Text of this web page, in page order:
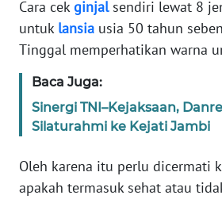
Cara cekginjalsendiri lewat 8
untuk lansia usia 50 tahun
Tinggal memperhatikan warna
Baca Juga:
Sinergi TNI–Kejaksaan,
Silaturahmi ke Kejati Jambi
Oleh karena itu perlu dicermati
apakah termasuk sehat atau
BERITA
KONTAK
INFO
IKLAN
TENTANG
KAMI